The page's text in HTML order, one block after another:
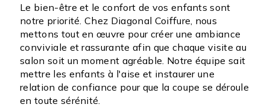
Le bien-être et le confort de vos enfants sont
notre priorité. Chez Diagonal Coiffure, nous
mettons tout en œuvre pour créer une ambiance
conviviale et rassurante afin que chaque visite au
salon soit un moment agréable. Notre équipe sait
mettre les enfants à l'aise et instaurer une
relation de confiance pour que la coupe se déroule
en toute sérénité.